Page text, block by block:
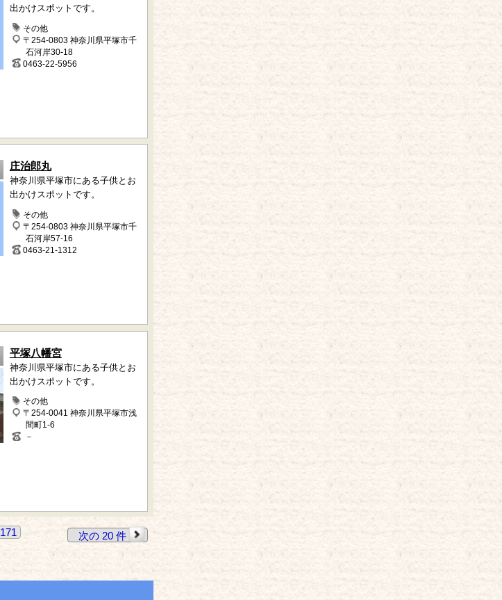
出かけスポットです。
その他
〒254-0803 神奈川県平塚市千
石河岸30-18
0463-22-5956
庄治郎丸
神奈川県平塚市にある子供とお
出かけスポットです。
その他
〒254-0803 神奈川県平塚市千
石河岸57-16
0463-21-1312
平塚八幡宮
神奈川県平塚市にある子供とお
出かけスポットです。
その他
〒254-0041 神奈川県平塚市浅
間町1-6
－
171 次の 20 件